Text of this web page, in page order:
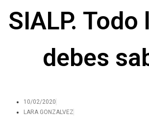
SIALP. Todo
debes
10/02/2020
LARA GONZALVEZ